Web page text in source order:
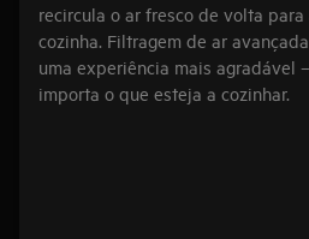
recircula o ar fresco de volta para
cozinha. Filtragem de ar
uma experiência mais agradável
importa o que esteja a cozinhar.